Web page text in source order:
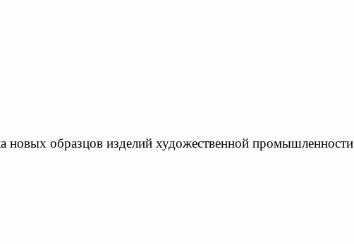
новых образцов изделий художественной промышленности